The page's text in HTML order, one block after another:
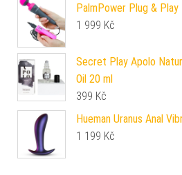
PalmPower Plug & Play
1 999 Kč
Secret Play Apolo
Oil 20 ml
399 Kč
Hueman Uranus Anal
1 199 Kč